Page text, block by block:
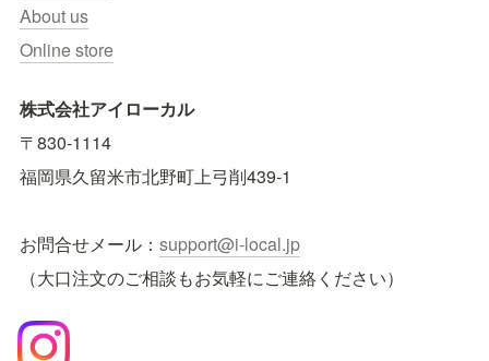
About us
Online store
株式会社アイローカル
〒830-1114
福岡県久留米市北野町上弓削439-1
お問合せメール： support@i-local.jp
（大口注文のご相談もお気軽にご連絡ください）